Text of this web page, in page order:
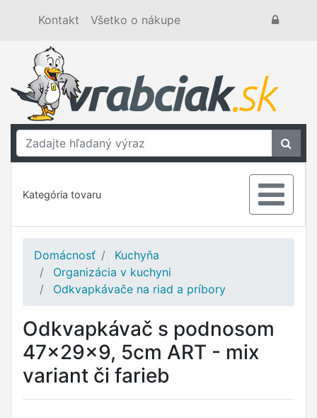
Kontakt Všetko o nákupe
Kategória tovaru
Domácnosť
Kuchyňa
Organizácia v kuchyni
Odkvapkávače na riad a príbory
Odkvapkávač s podnosom
47x29x9, 5cm ART - mix
variant či farieb